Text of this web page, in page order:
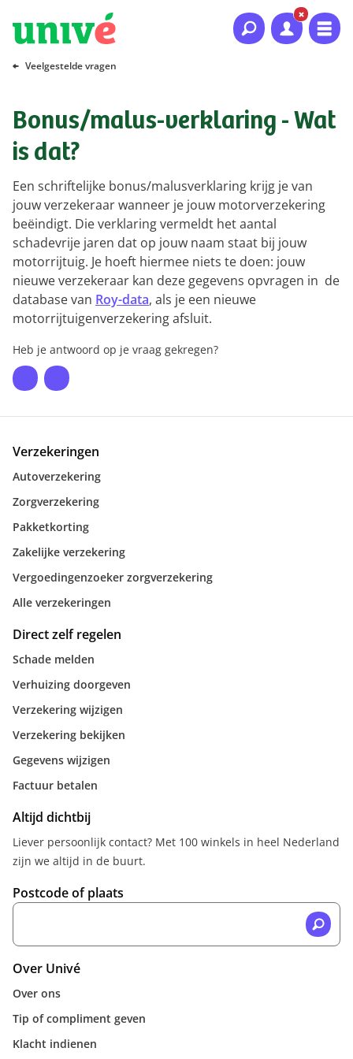
Naar hoofdinhoud
Naar hoofdnavigatie
Naar footer
Veelgestelde vragen
Bonus/malus-verklaring - Wat
is dat?
Een schriftelijke bonus/malusverklaring krijg je van
jouw verzekeraar wanneer je jouw motorverzekering
beëindigt. Die verklaring vermeldt het aantal
schadevrije jaren dat op jouw naam staat bij jouw
motorrijtuig. Je hoeft hiermee niets te doen: jouw
nieuwe verzekeraar kan deze gegevens opvragen in de
database van Roy-data, als je een nieuwe
motorrijtuigenverzekering afsluit.
Heb je antwoord op je vraag gekregen?
Verzekeringen
Autoverzekering
Zorgverzekering
Pakketkorting
Zakelijke verzekering
Vergoedingenzoeker zorgverzekering
Alle verzekeringen
Direct zelf regelen
Schade melden
Verhuizing doorgeven
Verzekering wijzigen
Verzekering bekijken
Gegevens wijzigen
Factuur betalen
Altijd dichtbij
Liever persoonlijk contact? Met 100 winkels in heel Nederland
zijn we altijd in de buurt.
Postcode of plaats
Over Univé
Over ons
Tip of compliment geven
Klacht indienen